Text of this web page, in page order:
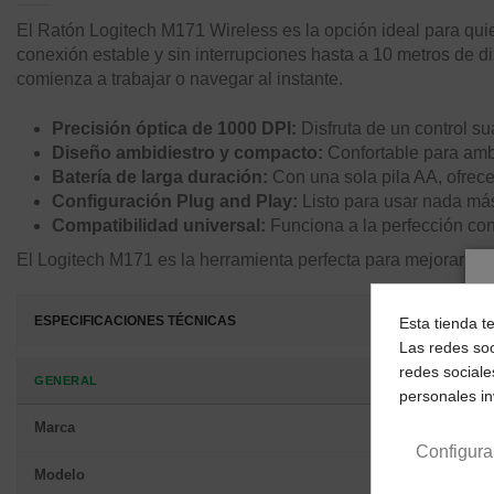
El Ratón Logitech M171 Wireless es la opción ideal para
conexión estable y sin interrupciones hasta a 10 metros de
comienza a trabajar o navegar al instante.
Precisión óptica de 1000 DPI: Disfruta de un control
Diseño ambidiestro y compacto: Confortable para
Batería de larga duración: Con una sola pila AA,
Configuración Plug and Play: Listo para usar nada
Compatibilidad universal: Funciona a la perfección
El Logitech M171 es la herramienta perfecta para mejorar tu
ESPECIFICACIONES TÉCNICAS
GENERAL
Marca
Modelo
Esta tienda
Las redes
redes
personales